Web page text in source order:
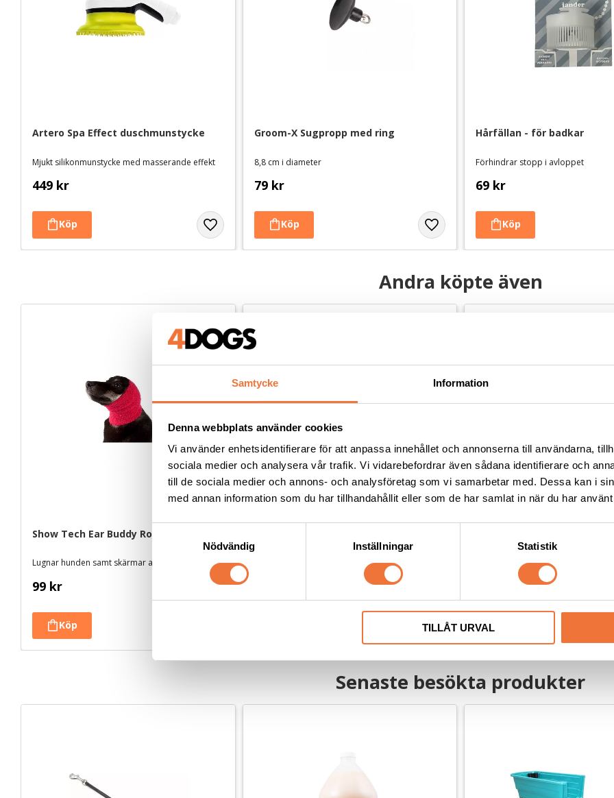
Samtycke Information
Denna webbplats använder cookies
Vi använder enhetsidentifierare för att anpassa innehållet och annonserna till användarna,
sociala medier och analysera vår trafik. Vi vidarebefordrar även sådana identifierare och
till de sociala medier och annons- och analysföretag som vi samarbetar med. Dessa kan i
med annan information som du har tillhandahållit eller som de har samlat in när du har
m
s
Nödvändig Inställningar Statistik
TILLÅT URVAL
Artero Spa Effect duschmunstycke
Mjukt silikonmunstycke med masserande effekt
449 kr
Groom-X Sugpropp med ring
8,8 cm i diameter
79 kr
Hårfällan - för badkar
Förhindrar stopp i avloppet
69 kr
Andra köpte även
Show Tech Ear Buddy Rosa Small
Lugnar hunden samt skärmar av höga ljud
99 kr
pack
Dämpar höga ljud. Set med tre storlekar
Senaste besökta produkter